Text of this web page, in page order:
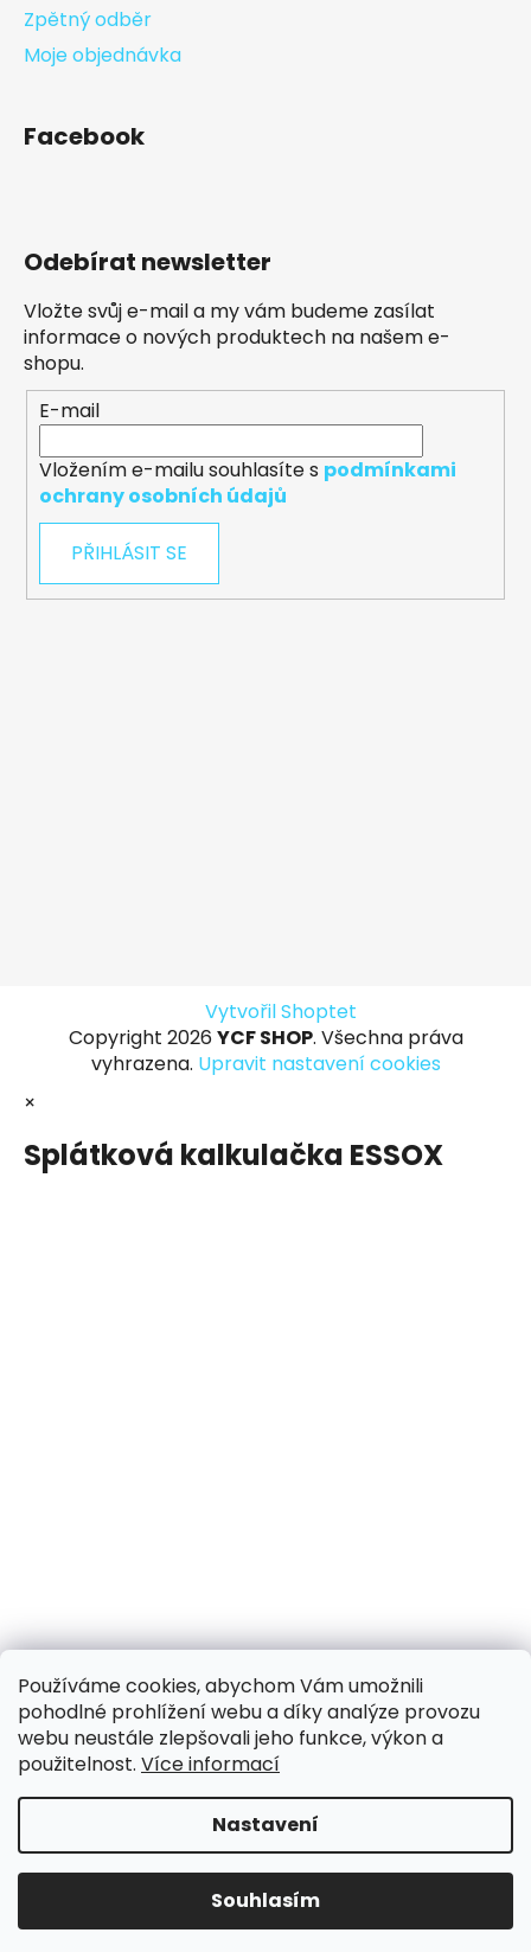
Používáme cookies, abychom Vám umožnili
pohodlné prohlížení webu a díky analýze provozu
webu neustále zlepšovali jeho funkce, výkon a
použitelnost. Více informací
Nastavení
Souhlasím
31.7.-8.8. DOVOLENÁ, objednávky a dotazy vyřídíme
po dovolené. Během dovolené nevyřizujeme
Zpětný odběr
Moje objednávka
Facebook
Odebírat newsletter
Vložte svůj e-mail a my vám budeme zasílat
informace o nových produktech na našem e-
shopu.
E-mail
Vložením e-mailu souhlasíte s podmínkami
ochrany osobních údajů
PŘIHLÁSIT SE
Vytvořil Shoptet
Copyright 2026 YCF SHOP. Všechna práva
vyhrazena. Upravit nastavení cookies
×
Splátková kalkulačka ESSOX